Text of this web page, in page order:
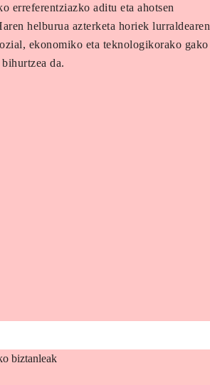
erreferentziazko aditu eta ahotsen
helburua azterketa horiek lurraldearen
ekonomiko eta teknologikorako gako
da.